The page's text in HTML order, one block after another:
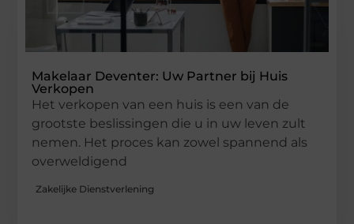
Makelaar Deventer: Uw Partner bij Huis
Verkopen
Het verkopen van een huis is een van de
grootste beslissingen die u in uw leven zult
nemen. Het proces kan zowel spannend als
overweldigend
Zakelijke Dienstverlening